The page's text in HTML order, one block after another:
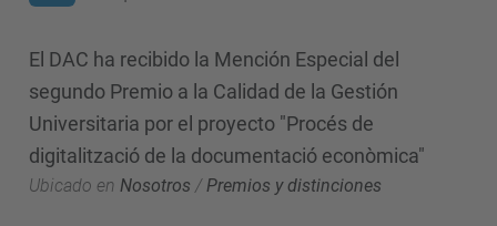
El DAC ha recibido la Mención Especial del
segundo Premio a la Calidad de la Gestión
Universitaria por el proyecto "Procés de
digitalització de la documentació econòmica"
Ubicado en Nosotros / Premios y distinciones